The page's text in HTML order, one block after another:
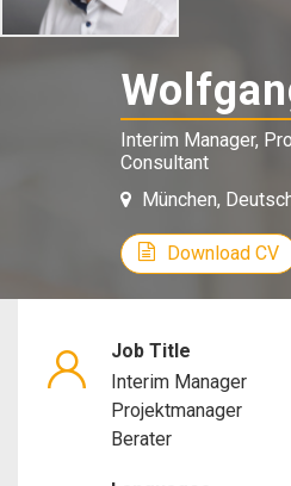
Interim Manager,
Consultant
München,
Download CV
Job Title
Interim Manager
Projektmanager
Berater